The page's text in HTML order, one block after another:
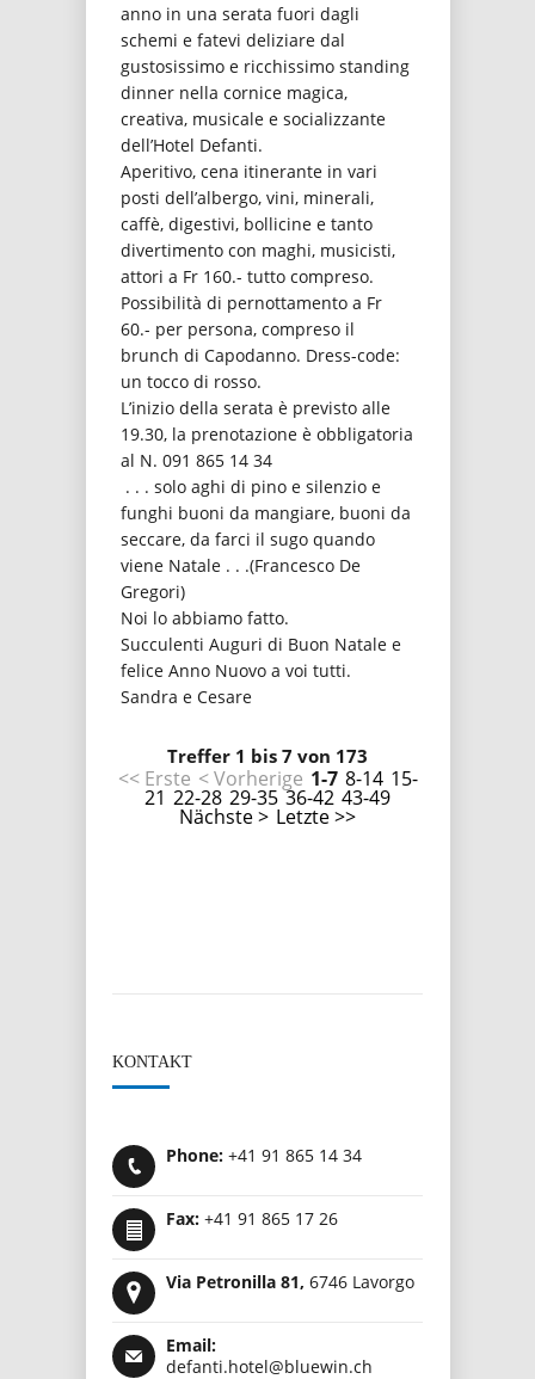
anno in una serata fuori dagli
schemi e fatevi deliziare dal
gustosissimo e ricchissimo standing
dinner nella cornice magica,
creativa, musicale e socializzante
dell’Hotel Defanti.
Aperitivo, cena itinerante in vari
posti dell’albergo, vini, minerali,
caffè, digestivi, bollicine e tanto
divertimento con maghi, musicisti,
attori a Fr 160.- tutto compreso.
Possibilità di pernottamento a Fr
60.- per persona, compreso il
brunch di Capodanno. Dress-code:
un tocco di rosso.
L’inizio della serata è previsto alle
19.30, la prenotazione è obbligatoria
al N. 091 865 14 34
. . . solo aghi di pino e silenzio e
funghi buoni da mangiare, buoni da
seccare, da farci il sugo quando
viene Natale . . .(Francesco De
Gregori)
Noi lo abbiamo fatto.
Succulenti Auguri di Buon Natale e
felice Anno Nuovo a voi tutti.
Sandra e Cesare
Treffer 1 bis 7 von 173
<< Erste < Vorherige 1-7 8-14 15-
21 22-28 29-35 36-42 43-49
Nächste > Letzte >>
KONTAKT
Phone: +41 91 865 14 34
Fax: +41 91 865 17 26
Via Petronilla 81, 6746 Lavorgo
Email:
defanti.hotel@bluewin.ch